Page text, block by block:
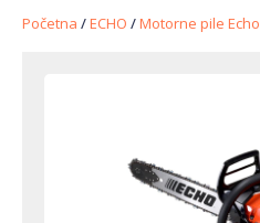
Početna /ECHO /Motorne pile Echo